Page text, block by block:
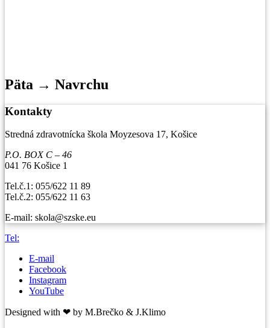
Päta → Navrchu
Kontakty
Stredná zdravotnícka škola Moyzesova 17, Košice
P.O. BOX C – 46
041 76 Košice 1
Tel.č.1: 055/622 11 89
Tel.č.2: 055/622 11 63
E-mail: skola@szske.eu
Tel:
E-mail
Facebook
Instagram
YouTube
Designed with ❤ by M.Brečko & J.Klimo